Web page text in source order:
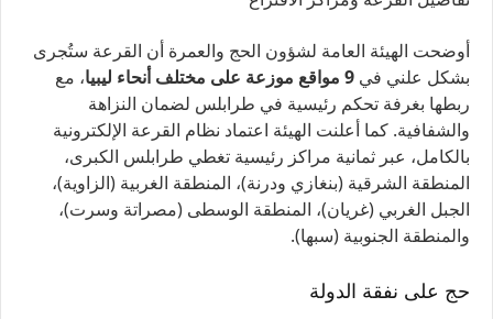
أوضحت الهيئة العامة لشؤون الحج والعمرة أن القرعة ستُجرى
بشكل علني في 9 مواقع موزعة على مختلف أنحاء ليبيا
، مع
ربطها بغرفة تحكم رئيسية في طرابلس لضمان النزاهة
والشفافية. كما أعلنت الهيئة اعتماد نظام القرعة الإلكترونية
بالكامل، عبر ثمانية مراكز رئيسية تغطي طرابلس الكبرى،
المنطقة الشرقية (بنغازي ودرنة)، المنطقة الغربية (الزاوية)،
الجبل الغربي (غريان)، المنطقة الوسطى (مصراتة وسرت)،
والمنطقة الجنوبية (سبها).
حج على نفقة الدولة